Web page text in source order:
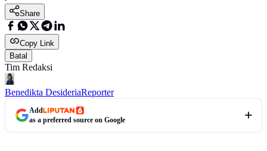
Share
Copy Link
Batal
Tim Redaksi
Benedikta DesideriaReporter
Add
as a preferred source on Google